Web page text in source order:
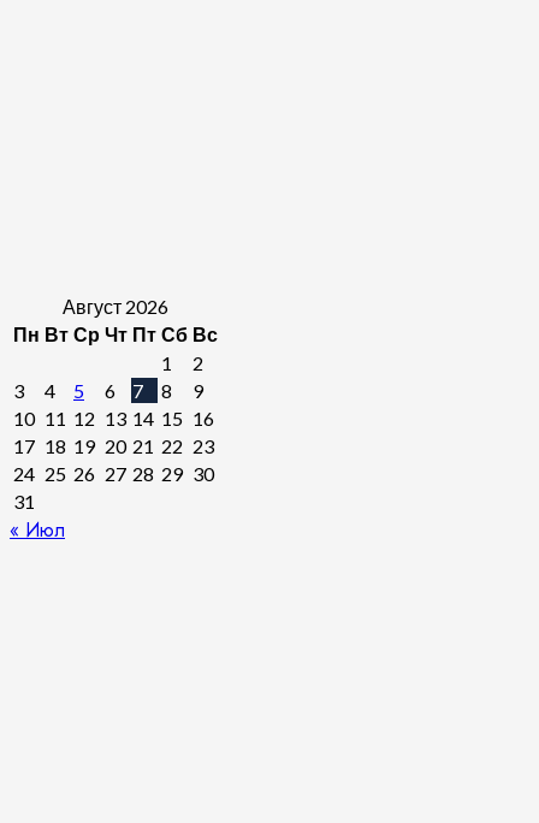
Август 2026
Пн Вт Ср Чт Пт Сб Вс
1
2
3
4 5 6 7 8
9
10 11 12 13 14 15 16
17 18 19 20 21 22 23
24 25 26 27 28 29 30
31
« Июл